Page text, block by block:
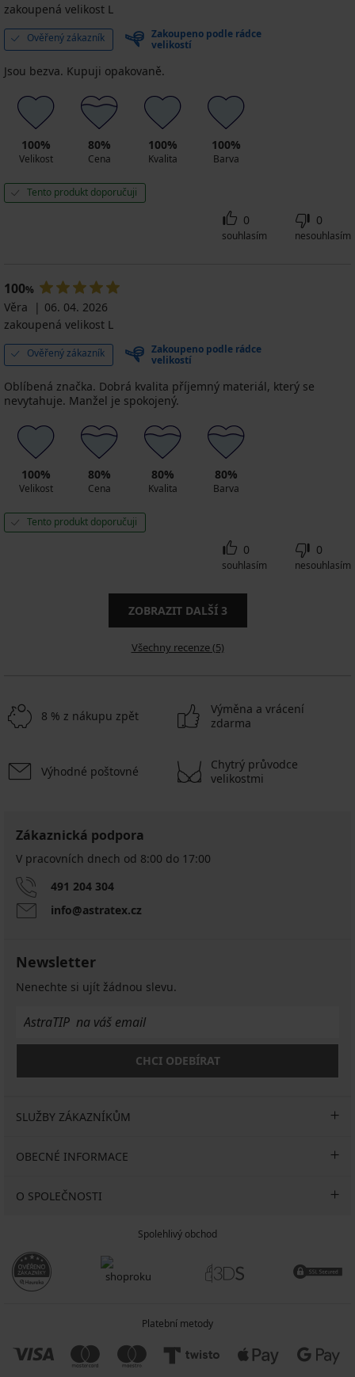
zakoupená velikost L
Ověřený zákazník
Zakoupeno podle rádce
velikostí
Jsou bezva. Kupuji opakovaně.
100%
Velikost
80%
Cena
100%
Kvalita
100%
Barva
Tento produkt doporučuji
0
souhlasím
0
nesouhlasím
100%
Věra
06. 04. 2026
zakoupená velikost L
Ověřený zákazník
Zakoupeno podle rádce
velikostí
Oblíbená značka. Dobrá kvalita příjemný materiál, který se
nevytahuje. Manžel je spokojený.
100%
Velikost
80%
Cena
80%
Kvalita
80%
Barva
Tento produkt doporučuji
0
souhlasím
0
nesouhlasím
ZOBRAZIT DALŠÍ 3
Všechny recenze (5)
8 % z nákupu zpět
Výměna a vrácení
zdarma
Výhodné poštovné
Chytrý průvodce
velikostmi
Zákaznická podpora
V pracovních dnech od 8:00 do 17:00
491 204 304
info@astratex.cz
Newsletter
Nenechte si ujít žádnou slevu.
CHCI ODEBÍRAT
SLUŽBY ZÁKAZNÍKŮM
OBECNÉ INFORMACE
O SPOLEČNOSTI
Spolehlivý obchod
Platební metody